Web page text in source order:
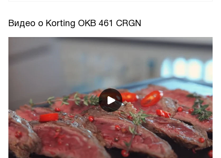
Видео о Korting OKB 461 CRGN